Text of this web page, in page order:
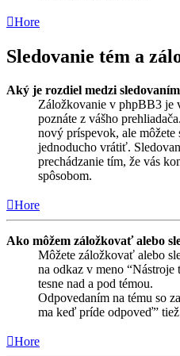
Hore
Sledovanie tém a
Aký je rozdiel medzi
Záložkovanie v phpBB3 je
poznáte z vášho
nový príspevok, ale
jednoducho vrátiť.
prechádzanie tím, že vás
spôsobom.
Hore
Ako môžem záložkovať alebo
Môžete záložkovať alebo
na odkaz v meno “Nástroje
tesne nad a pod témou.
Odpovedaním na tému so
ma keď príde odpoveď”
Hore